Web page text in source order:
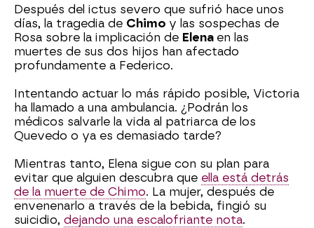
Después del ictus severo que sufrió hace unos
días, la tragedia de Chimo y las sospechas de
Rosa sobre la implicación de Elena en las
muertes de sus dos hijos han afectado
profundamente a Federico.
Intentando actuar lo más rápido posible, Victoria
ha llamado a una ambulancia. ¿Podrán los
médicos salvarle la vida al patriarca de los
Quevedo o ya es demasiado tarde?
Mientras tanto, Elena sigue con su plan para
evitar que alguien descubra que ella está detrás
de la muerte de Chimo. La mujer, después de
envenenarlo a través de la bebida, fingió su
suicidio, dejando una escalofriante nota.